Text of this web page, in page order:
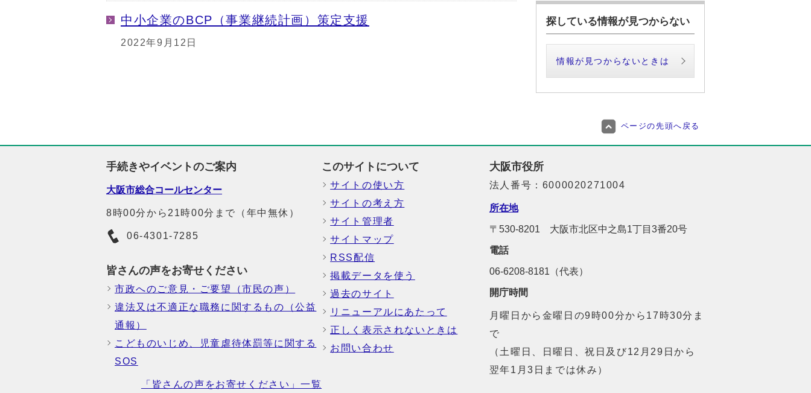
中小企業のBCP（事業継続計画）策定支援
2022年9月12日
探している情報が見つからない
情報が見つからないときは
ページの先頭へ戻る
手続きやイベントのご案内
大阪市総合コールセンター
8時00分から21時00分まで（年中無休）
06-4301-7285
皆さんの声をお寄せください
市政へのご意見・ご要望（市民の声）
違法又は不適正な職務に関するもの（公益
通報）
こどものいじめ、児童虐待体罰等に関する
SOS
「皆さんの声をお寄せください」一覧
このサイトについて
サイトの使い方
サイトの考え方
サイト管理者
サイトマップ
RSS配信
掲載データを使う
過去のサイト
リニューアルにあたって
正しく表示されないときは
お問い合わせ
大阪市役所
法人番号：6000020271004
所在地
〒530-8201 大阪市北区中之島1丁目3番20号
電話
06-6208-8181（代表）
開庁時間
月曜日から金曜日の9時00分から17時30分ま
で
（土曜日、日曜日、祝日及び12月29日から
翌年1月3日までは休み）